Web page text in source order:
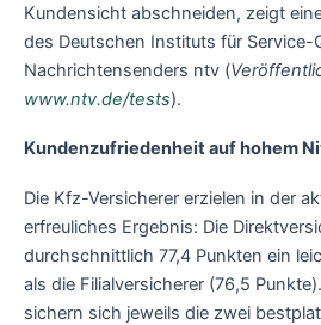
Kundensicht abschneiden, zeigt
des Deutschen Instituts für Service-
Nachrichtensenders ntv (
www.ntv.de/tests).
Kundenzufriedenheit auf hohem
Die Kfz-Versicherer erzielen in der
erfreuliches Ergebnis: Die
durchschnittlich 77,4 Punkten ein
als die Filialversicherer (76,5
sichern sich jeweils die zwei